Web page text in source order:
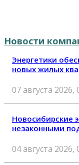
Новости
Энергетики
новых жилых
07 августа 2026,
Новосибирские
незаконными
04 августа 2026,